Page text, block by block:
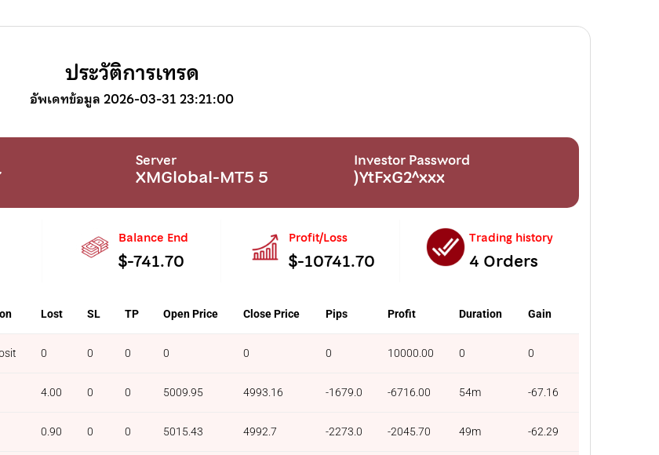
ประวัติการเทรด
อัพเดทข้อมูล 2026-03-31 23:21:00
Server
XMGlobal-MT5 5
Investor Password
)YtFxG2^xxx
Balance End
$-741.70
Profit/Loss
$-10741.70
Trading history
4 Orders
Lost SL TP Open Price Close Price Pips Profit Duration Gain
0 0 0 0 0 0 10000.00 0 0
4.00 0 0 5009.95 4993.16 -1679.0 -6716.00 54m -67.16
0.90 0 0 5015.43 4992.7 -2273.0 -2045.70 49m -62.29